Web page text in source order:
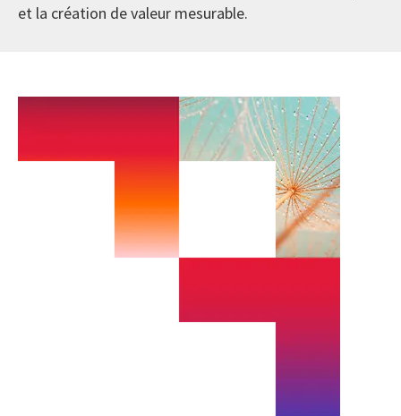
et la création de valeur mesurable.